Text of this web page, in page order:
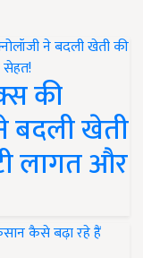
की
बदली खेती
लागत और